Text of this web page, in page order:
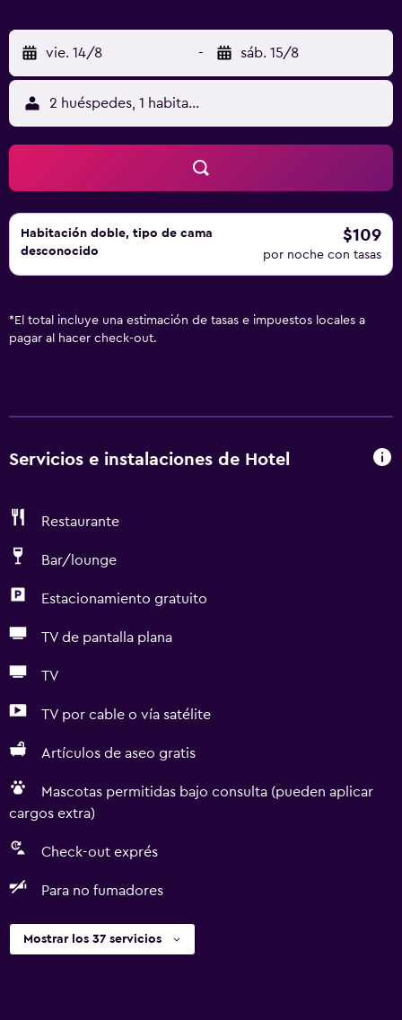
vie. 14/8 - sáb. 15/8
2 huéspedes, 1 habitación
Habitación doble, tipo de cama
desconocido
$109
por noche con tasas
* El total incluye una estimación de tasas e impuestos locales a
pagar al hacer check-out.
Servicios e instalaciones de Hotel
Restaurante
Bar/lounge
Estacionamiento gratuito
TV de pantalla plana
TV
TV por cable o vía satélite
Artículos de aseo gratis
Mascotas permitidas bajo consulta (pueden aplicar
cargos extra)
Check-out exprés
Para no fumadores
Mostrar los 37 servicios